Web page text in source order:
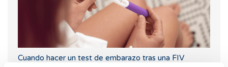
Cuando hacer un test de embarazo tras una FIV